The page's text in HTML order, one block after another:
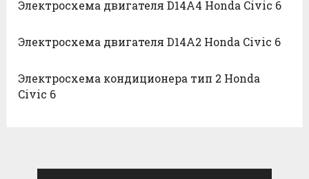
Электросхема двигателя D14A4 Honda Civic 6
Электросхема двигателя D14A2 Honda Civic 6
Электросхема кондиционера тип 2 Honda
Civic 6